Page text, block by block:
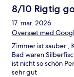
8/10 Rigtig
17. mar. 2026
Oversæt med
Zimmer ist sauber ,
Bad waren
ist nicht so schön
sehr gut